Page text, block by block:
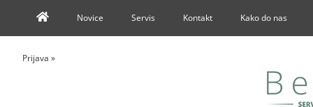
Novice Servis Kontakt Kako do nas
Prijava »